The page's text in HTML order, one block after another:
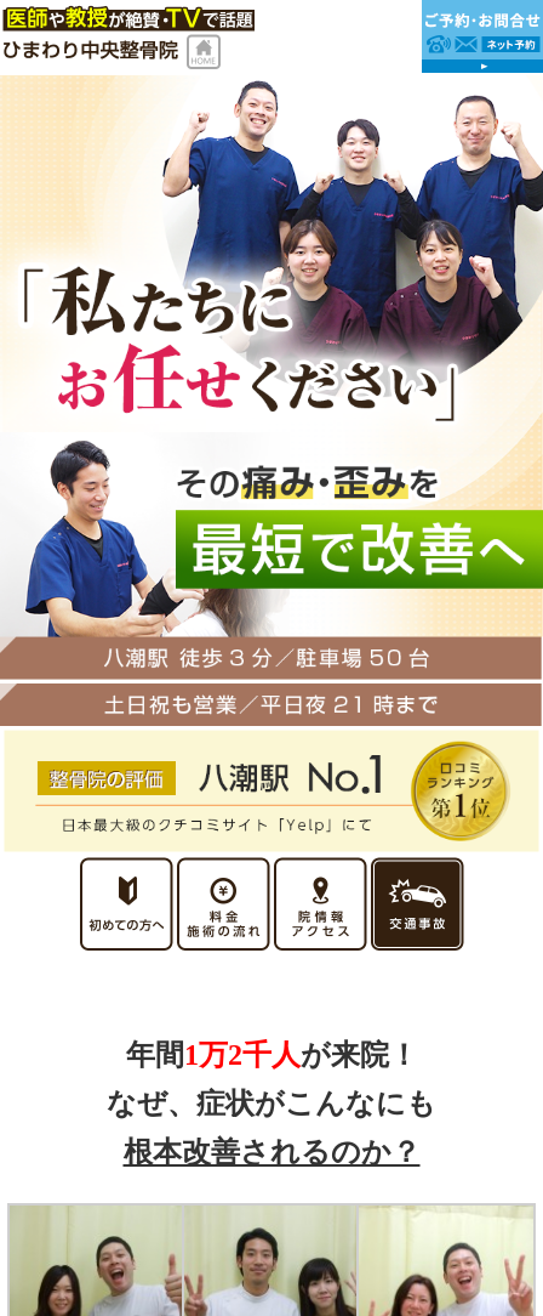
年間1万2千人が来院！
なぜ、症状がこんなにも
根本改善されるのか？